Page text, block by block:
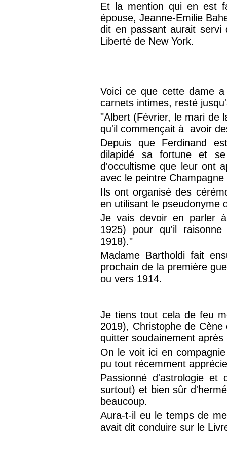
Et la mention qui en est
épouse, Jeanne-Emilie
dit en passant aurait
Liberté de New York.
Voici ce que cette dame
carnets intimes, resté
"Albert (Février, le mari de
qu'il commençait à avoir
Depuis que Ferdinand
dilapidé sa fortune et
d'occultisme que leur ont
avec le peintre
Ils ont organisé des
en utilisant le pseudonyme
Je vais devoir en parler
1925) pour qu'il
1918)."
Madame Bartholdi fait
prochain de la première
ou vers 1914.
Je tiens tout cela de feu
2019), Christophe de
quitter soudainement
On le voit ici en
pu tout récemment
Passionné d'astrologie et
surtout) et bien sûr
beaucoup.
Aura-t-il eu le temps de
avait dit conduire sur le